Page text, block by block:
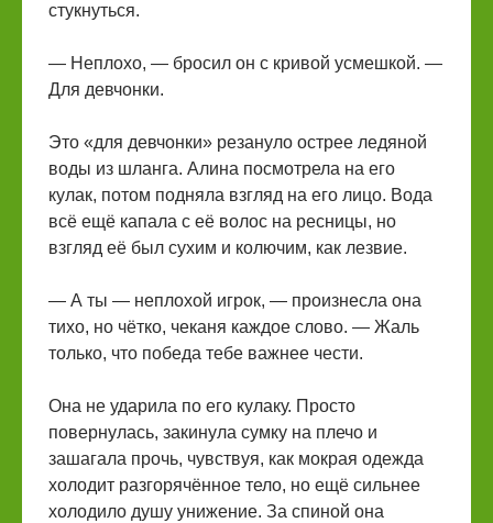
стукнуться.
— Неплохо, — бросил он с кривой усмешкой. —
Для девчонки.
Это «для девчонки» резануло острее ледяной
воды из шланга. Алина посмотрела на его
кулак, потом подняла взгляд на его лицо. Вода
всё ещё капала с её волос на ресницы, но
взгляд её был сухим и колючим, как лезвие.
— А ты — неплохой игрок, — произнесла она
тихо, но чётко, чеканя каждое слово. — Жаль
только, что победа тебе важнее чести.
Она не ударила по его кулаку. Просто
повернулась, закинула сумку на плечо и
зашагала прочь, чувствуя, как мокрая одежда
холодит разгорячённое тело, но ещё сильнее
холодило душу унижение. За спиной она